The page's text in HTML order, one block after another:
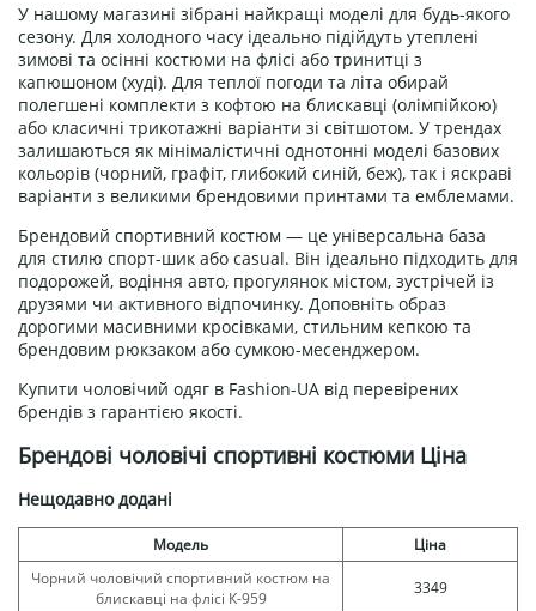
У нашому магазині зібрані найкращі моделі для будь-якого
сезону. Для холодного часу ідеально підійдуть утеплені
зимові та осінні костюми на флісі або тринитці з
капюшоном (худі). Для теплої погоди та літа обирай
полегшені комплекти з кофтою на блискавці (олімпійкою)
або класичні трикотажні варіанти зі світшотом. У трендах
залишаються як мінімалістичні однотонні моделі базових
кольорів (чорний, графіт, глибокий синій, беж), так і яскраві
варіанти з великими брендовими принтами та емблемами.
Брендовий спортивний костюм — це універсальна база
для стилю спорт-шик або casual. Він ідеально підходить для
подорожей, водіння авто, прогулянок містом, зустрічей із
друзями чи активного відпочинку. Доповніть образ
дорогими масивними кросівками, стильним кепкою та
брендовим рюкзаком або сумкою-месенджером.
Купити чоловічий одяг в Fashion-UA від перевірених
брендів з гарантією якості.
Брендові чоловічі спортивні костюми Ціна
Нещодавно додані
Модель
Ціна
Чорний чоловічий спортивний костюм на
блискавці на флісі К-959
3349